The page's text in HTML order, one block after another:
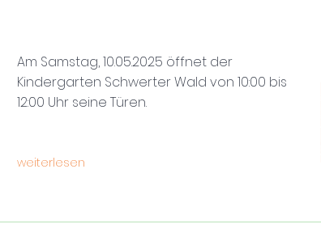
Am Samstag, 10.05.2025 öffnet der
Kindergarten Schwerter Wald von 10:00 bis
12:00 Uhr seine Türen.
weiterlesen